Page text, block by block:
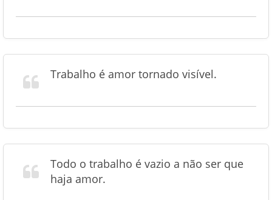
Trabalho é amor tornado visível.
Todo o trabalho é vazio a não ser que
haja amor.